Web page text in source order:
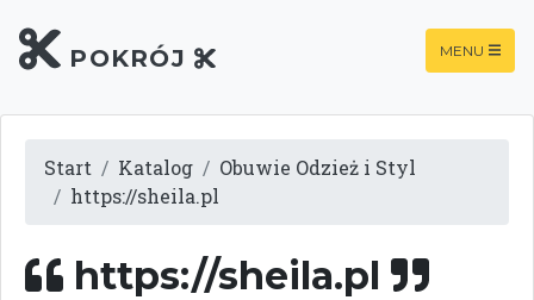
POKRÓJ MENU
Start Katalog
Obuwie Odzież i Styl
https://sheila.pl
https://sheila.pl